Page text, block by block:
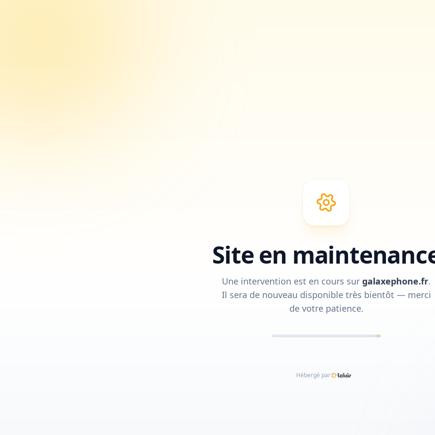
Site en
Une intervention est en cours sur galaxephone.fr.
Il sera de nouveau disponible très bientôt — merci
de votre patience.
Hébergé par